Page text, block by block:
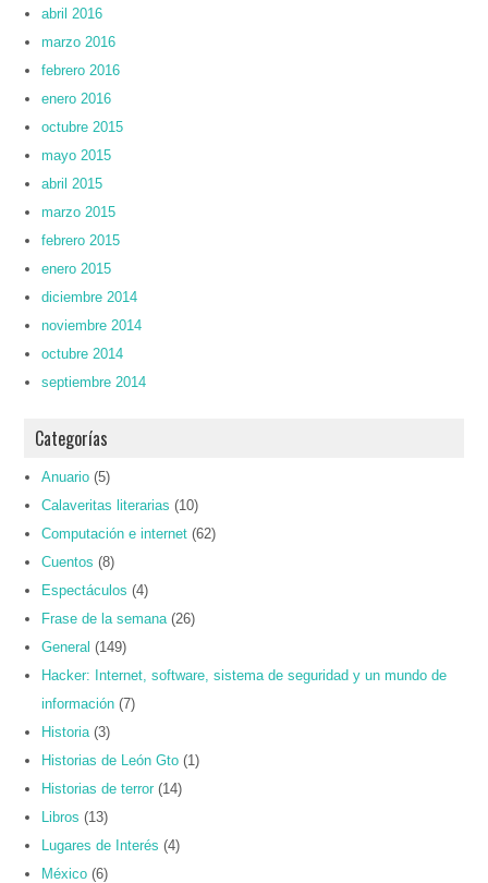
abril 2016
marzo 2016
febrero 2016
enero 2016
octubre 2015
mayo 2015
abril 2015
marzo 2015
febrero 2015
enero 2015
diciembre 2014
noviembre 2014
octubre 2014
septiembre 2014
Categorías
Anuario (5)
Calaveritas literarias (10)
Computación e internet (62)
Cuentos (8)
Espectáculos (4)
Frase de la semana (26)
General (149)
Hacker: Internet, software, sistema de seguridad y un mundo de
información (7)
Historia (3)
Historias de León Gto (1)
Historias de terror (14)
Libros (13)
Lugares de Interés (4)
México (6)